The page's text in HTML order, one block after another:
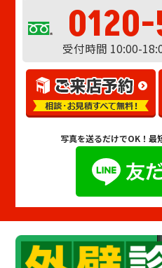
受付時間 10:00-
写真を送るだけでOK！ 最